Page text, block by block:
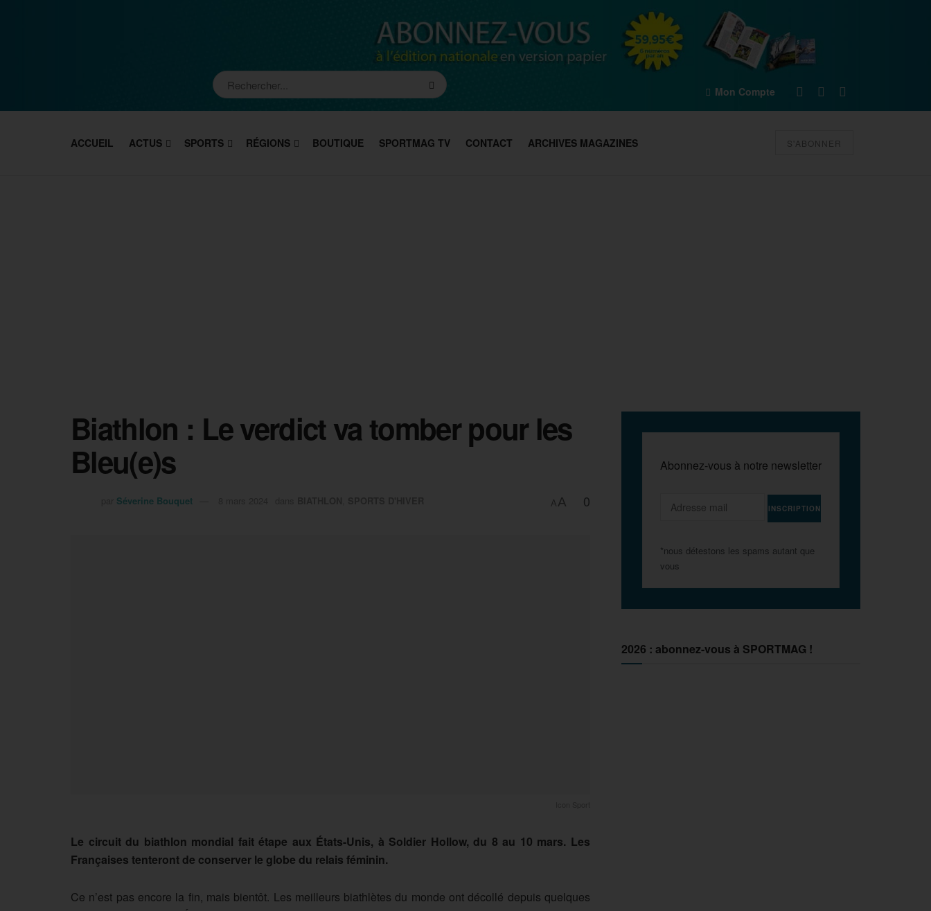
Mon Compte
ACCUEIL ACTUS SPORTS RÉGIONS BOUTIQUE SPORTMAG TV CONTACT ARCHIVES MAGAZINES S'ABONNER
Biathlon : Le verdict va tomber pour les
Bleu(e)s
Séverine Bouquet A A 0
Le circuit du biathlon mondial fait étape aux États-Unis, à Soldier Hollow, du 8 au 10 mars. Les
Françaises tenteront de conserver le globe du relais féminin.
Ce n’est pas encore la fin, mais bientôt. Les meilleurs biathlètes du monde ont décollé depuis quelques
Abonnez-vous à notre newsletter
*nous détestons les spams autant que
vous
2026 : abonnez-vous à SPORTMAG !